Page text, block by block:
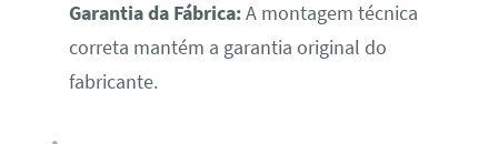
Garantia da Fábrica:A montagem técnica
correta mantém a garantia original do
fabricante.